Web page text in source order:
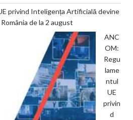
privind Inteligența Artificială devine
de la 2 august
ANC
OM:
Regu
lame
ntul
UE
privin
d